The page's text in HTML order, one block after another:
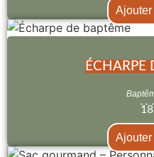
ÉCHARPE